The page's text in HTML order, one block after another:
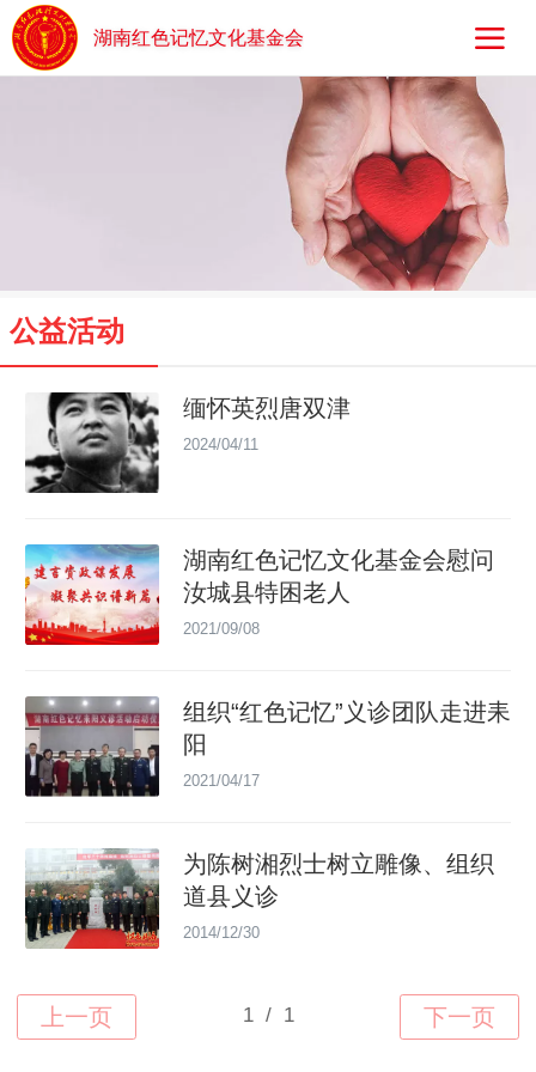
湖南红色记忆文化基金会
公益活动
缅怀英烈唐双津
2024/04/11
湖南红色记忆文化基金会慰问
汝城县特困老人
2021/09/08
组织“红色记忆”义诊团队走进耒
阳
2021/04/17
为陈树湘烈士树立雕像、组织
道县义诊
2014/12/30